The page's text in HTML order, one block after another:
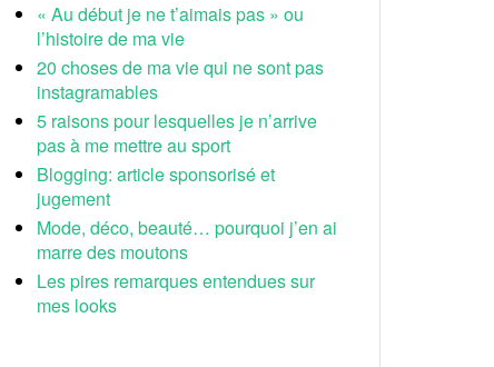
« Au début je ne t’aimais pas » ou
l’histoire de ma vie
20 choses de ma vie qui ne sont pas
instagramables
5 raisons pour lesquelles je n’arrive
pas à me mettre au sport
Blogging: article sponsorisé et
jugement
Mode, déco, beauté… pourquoi j’en ai
marre des moutons
Les pires remarques entendues sur
mes looks